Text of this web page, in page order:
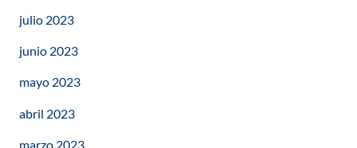
julio 2023
junio 2023
mayo 2023
abril 2023
marzo 2023